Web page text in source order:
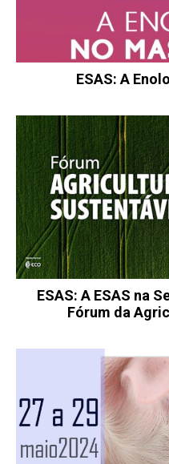
ESAS: A
ESAS: A ESAS na
Fórum da